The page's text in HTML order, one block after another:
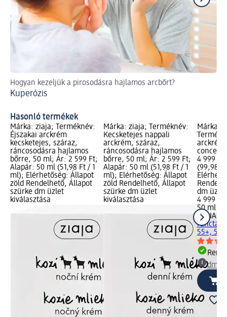
Hogyan kezeljük a pirosodásra hajlamos arcbőrt?
Kuperózis
Hasonló termékek
Márka: ziaja; Terméknév:
Éjszakai arckrém
kecsketejes, száraz,
ráncosodásra hajlamos
bőrre, 50 ml; Ár: 2 599 Ft;
Alapár: 50 ml (51,98 Ft / 1
ml); Elérhetőség: Állapot
zöld Rendelhető, Állapot
szürke dm üzlet
kiválasztása
Márka: ziaja; Terméknév:
Kecsketejes nappali
arckrém, száraz,
ráncosodásra hajlamos
bőrre, 50 ml; Ár: 2 599 Ft;
Alapár: 50 ml (51,98 Ft / 1
ml); Elérhetőség: Állapot
zöld Rendelhető, Állapot
szürke dm üzlet
kiválasztása
Márka:
concept
4 999
(99,98
dm
4 999 Ft
50 ml
HELIA-D
55+, 50
dm